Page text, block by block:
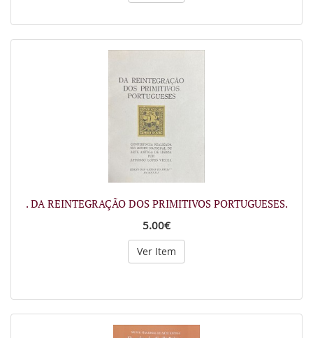
. DA REINTEGRAÇÃO DOS PRIMITIVOS PORTUGUESES.
5.00€
Ver Item